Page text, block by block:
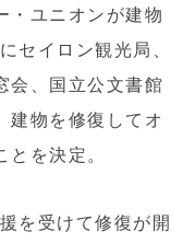
・ユニオンが建物
セイロン観光局、
会、国立公文書館
建物を修復してオ
を決定。
を受けて修復が開